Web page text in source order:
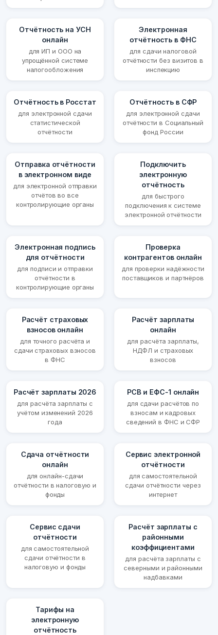
Отчётность на УСН
онлайн
для ИП и ООО на
упрощённой системе
налогообложения
Электронная
отчётность в ФНС
для сдачи налоговой
отчётности без визитов в
инспекцию
Отчётность в Росстат
для электронной сдачи
статистической
отчётности
Отчётность в СФР
для электронной сдачи
отчётности в Социальный
фонд России
Отправка отчётности
в электронном виде
для электронной отправки
отчётов во все
контролирующие органы
Подключить
электронную
отчётность
для быстрого
подключения к системе
электронной отчётности
Электронная подпись
для отчётности
для подписи и отправки
отчётности в
контролирующие органы
Проверка
контрагентов онлайн
для проверки надёжности
поставщиков и партнёров
Расчёт страховых
взносов онлайн
для точного расчёта и
сдачи страховых взносов
в ФНС
Расчёт зарплаты
онлайн
для расчёта зарплаты,
НДФЛ и страховых
взносов
Расчёт зарплаты 2026
для расчёта зарплаты с
учётом изменений 2026
года
РСВ и ЕФС-1 онлайн
для сдачи расчётов по
взносам и кадровых
сведений в ФНС и СФР
Сдача отчётности
онлайн
для онлайн-сдачи
отчётности в налоговую и
фонды
Сервис электронной
отчётности
для самостоятельной
сдачи отчётности через
интернет
Сервис сдачи
отчётности
для самостоятельной
сдачи отчётности в
налоговую и фонды
Расчёт зарплаты с
районными
коэффициентами
для расчёта зарплаты с
северными и районными
надбавками
Тарифы на
электронную
отчётность